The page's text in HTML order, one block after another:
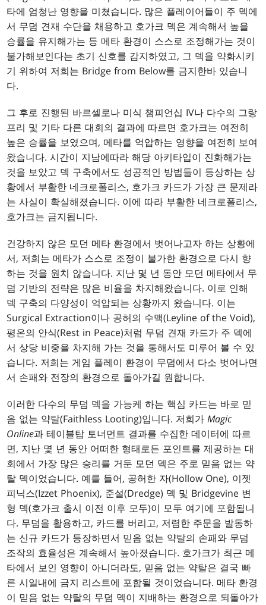
타에 엄청난 영향을 미쳤습니다. 많은 플레이어들이 주 덱에
서 무덤 견재 수단을 채용하고 호가크 덱은 계속해서 높을
승률을 유지해가는 등 메타 환경이 스스로 조정해가는 것이
불가해보인다는 초기 신호를 감지하였고, 그 덱을 약화시키
기 위하여 저희는 Bridge from Below를 금지한바 있습니
다.
그 후로 진행된 바르셀로나 미식 챔피언십 IV나 다수의 그랑
프리 및 기타 다른 대회의 결과에 따르면 호가크는 여전히
높은 승률을 보였으며, 메타를 억압하는 영향을 여전히 보여
왔습니다. 시간이 지남에따라 해당 아키타입이 진화해가는
것을 보았고 덱 구축에서도 성공적인 방법들이 등상하는 상
황에서 부활한 네크로폴리스, 호가크 카드가 가장 큰 문제라
는 사실이 확실해졌습니다. 이에 따라 부활한 네크로폴리스,
호가크는 금지됩니다.
건강하지 않은 모던 메타 환경에서 벗어나고자 하는 상황에
서, 저희는 메타가 스스로 조정이 불가한 환경으로 다시 향
하는 것을 원치 않습니다. 지난 몇 년 동안 모던 메타에서 무
덤 기반의 전략은 많은 비율을 차지해왔습니다. 이로 인해
덱 구축의 다양성이 억압되는 상황까지 왔습니다. 이는
Surgical Extraction이나 공허의 수맥(Leyline of the Void),
평온의 안식(Rest in Peace)처럼 무덤 견재 카드가 주 덱에
서 상당 비중을 차지해 가는 것을 통해서도 미루어 볼 수 있
습니다. 저희는 게임 플레이 환경이 무덤에서 다소 벗어나면
서 손패와 전장의 환경으로 돌아가길 원합니다.
이러한 다수의 무덤 덱을 가능케 하는 핵심 카드는 바로 믿
음 없는 약탈(Faithless Looting)입니다. 저희가Magic
Online과 테이블탑 토너먼트 결과를 수집한 데이터에 따르
면, 지난 몇 년 동안 어떠한 형태로든 포인트를 제공하는 대
회에서 가장 많은 승리를 거둔 모던 덱은 주로 믿음 없는 약
탈 덱이었습니다. 예를 들어, 공허한 자(Hollow One), 이젯
피닉스(Izzet Phoenix), 준설(Dredge) 덱 및 Bridgevine 변
형 덱(호가크 출시 이전 이후 모두)이 모두 여기에 포함됩니
다. 무덤을 활용하고, 카드를 버리고, 저렴한 주문을 발동하
는 신규 카드가 등장하면서 믿음 없는 약탈의 손패와 무덤
조작의 효율성은 계속해서 높아졌습니다. 호가크가 최근 메
타에서 보인 영향이 아니더라도, 믿음 없는 약탈은 결국 빠
른 시일내에 금지 리스트에 포함될 것이었습니다. 메타 환경
이 믿음 없는 약탈의 무덤 덱이 지배하는 환경으로 되돌아가